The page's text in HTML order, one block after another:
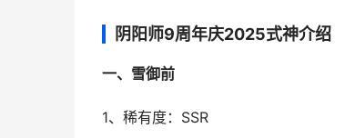
阴阳师9周年庆2025式神介绍
一、雪御前
1、稀有度：SSR